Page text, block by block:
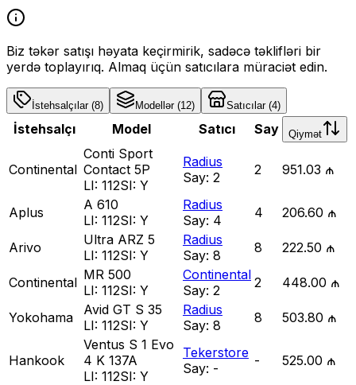
Biz təkər satışı həyata keçirmirik, sadəcə təklifləri bir
yerdə toplayırıq. Almaq üçün satıcılara müraciət edin.
İstehsalçılar(8) Modellər(12) Satıcılar(4)
İstehsalçı Model Satıcı Say Qiymət
Continental
Conti Sport
Contact 5P
LI: 112SI: Y
Radius
Say: 2 2 951.03 ₼
Aplus
A 610
LI: 112SI: Y
Radius
Say: 4 4 206.60 ₼
Arivo
Ultra ARZ 5
LI: 112SI: Y
Radius
Say: 8 8 222.50 ₼
Continental MR 500
LI: 112SI: Y
Continental
Say: 2 2 448.00 ₼
Yokohama
Avid GT S 35
LI: 112SI: Y
Radius
Say: 8 8 503.80 ₼
Hankook
Ventus S 1 Evo
4 K 137A
LI: 112SI: Y
Tekerstore
Say: - - 525.00 ₼